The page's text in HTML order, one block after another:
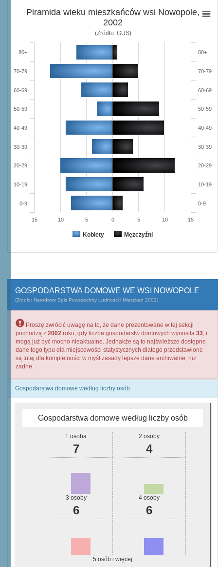
Piramida wieku mieszkańców wsi Nowopole,
2002
(Źródło: GUS)
Kobiety Mężczyźni
0-9
10-19
20-29
30-39
40-49
50-59
60-69
70-79
80+
0-9
10-19
20-29
30-39
40-49
50-59
60-69
70-79
80+
15 10 5 0 5 10 15
GOSPODARSTWA DOMOWE WE WSI NOWOPOLE
(Źródło: Narodowy Spis Powszechny Ludności i Mieszkań 2002)
Proszę zwrócić uwagę na to, że dane prezentowane w tej sekcji
pochodzą z 2002 roku, gdy liczba gospodarstw domowych wynosiła 33, i
mogą już być mocno nieaktualne. Jednakże są to najświeższe dostępne
dane tego typu dla miejscowości statystycznych dlatego przedstawione
są tutaj dla kompletności w myśl zasady lepsze dane archiwalne, niż
żadne.
Gospodarstwa domowe według liczby osób
Gospodarstwa domowe według liczby osób
1 osoba
7
2 osoby
4
3 osoby
6
4 osoby
6
5 osób i więcej